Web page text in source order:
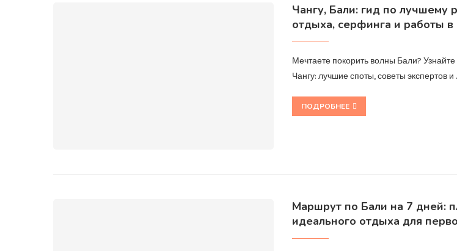
Чангу, Бали: гид по лучшему
отдыха, серфинга и работы в
Мечтаете покорить волны Бали?
Чангу: лучшие споты, советы экспертов и
ПОДРОБНЕЕ
Маршрут по Бали на 7 дней:
идеального отдыха для